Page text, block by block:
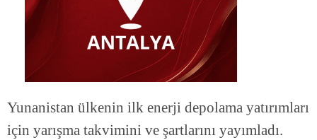
Yunanistan ülkenin ilk enerji depolama yatırımları
için yarışma takvimini ve şartlarını yayımladı.